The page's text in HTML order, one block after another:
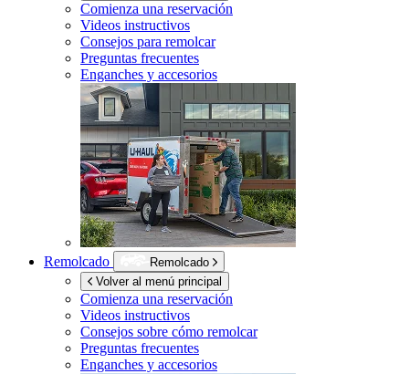
Comienza una reservación
Videos instructivos
Consejos para remolcar
Preguntas frecuentes
Enganches y accesorios
Remolcado
Remolcado
Volver al menú principal
Comienza una reservación
Videos instructivos
Consejos sobre cómo remolcar
Preguntas frecuentes
Enganches y accesorios